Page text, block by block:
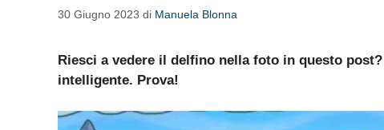
30 Giugno 2023 di Manuela Blonna
Riesci a vedere il delfino nella foto in questo
intelligente. Prova!